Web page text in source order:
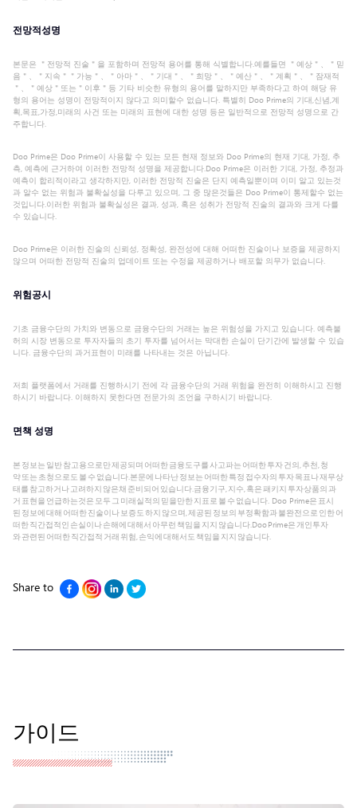
전망적성명
본문은 ＂전망적 진술＂을 포함하며 전망적 용어를 통해 식별합니다.예를들면 ＂예상＂、＂믿
음＂、＂지속＂＂가능＂、＂아마＂、＂기대＂、＂희망＂、＂예산＂、＂계획＂、＂잠재적
＂、＂예상＂또는＂이후＂등 기타 비슷한 유형의 용어를 말하지만 부족하다고 하여 해당 유
형의 용어는 성명이 전망적이지 않다고 의미할수 없습니다. 특별히 Doo Prime의 기대,신념,계
획,목표,가정,미래의 사건 또는 미래의 표현에 대한 성명 등은 일반적으로 전망적 성명으로 간
주합니다.
Doo Prime은 Doo Prime이 사용할 수 있는 모든 현재 정보와 Doo Prime의 현재 기대, 가정, 추
측, 예측에 근거하여 이러한 전망적 성명을 제공합니다.Doo Prime은 이러한 기대, 가정, 추정과
예측이 합리적이라고 생각하지만, 이러한 전망적 진술은 단지 예측일뿐이며 이미 알고 있는것
과 알수 없는 위험과 불확실성을 다루고 있으며, 그 중 많은것들은 Doo Prime이 통제할수 없는
것입니다.이러한 위험과 불확실성은 결과, 성과, 혹은 성취가 전망적 진술의 결과와 크게 다를
수 있습니다.
Doo Prime은 이러한 진술의 신뢰성, 정확성, 완전성에 대해 어떠한 진술이나 보증을 제공하지
않으며 어떠한 전망적 진술의 업데이트 또는 수정을 제공하거나 배포할 의무가 없습니다.
위험공시
기초 금융수단의 가치와 변동으로 금융수단의 거래는 높은 위험성을 가지고 있습니다. 예측불
허의 시장 변동으로 투자자들의 초기 투자를 넘어서는 막대한 손실이 단기간에 발생할 수 있습
니다. 금융수단의 과거표현이 미래를 나타내는 것은 아닙니다.
저희 플랫폼에서 거래를 진행하시기 전에 각 금융수단의 거래 위험을 완전히 이해하시고 진행
하시기 바랍니다. 이해하지 못한다면 전문가의 조언을 구하시기 바랍니다.
면책 성명
본 정보는 일반 참고용으로만 제공되며 어떠한 금융도구를 사고파는 어떠한 투자 건의, 추천, 청
약 또는 초청으로도 볼 수 없습니다.본문에 나타난 정보는 어떠한 특정 접수자의 투자 목표나 재무상
태를 참고하거나 고려하지 않은채 준비되어 있습니다.금융기구, 지수, 혹은 패키지 투자상품의 과
거 표현을 언급하는것은 모두 그 미래실적의 믿을만한 지표로 볼 수 없습니다. Doo Prime은 표시
된 정보에 대해 어떠한 진술이나 보증도 하지 않으며, 제공된 정보의 부정확함과 불완전으로 인한 어
떠한 직간접적인 손실이나 손해에 대해서 아무런 책임을 지지 않습니다.Doo Prime은 개인투자
와 관련된 어떠한 직간접적 거래 위험, 손익에 대해서도 책임을 지지 않습니다.
Share to
가이드